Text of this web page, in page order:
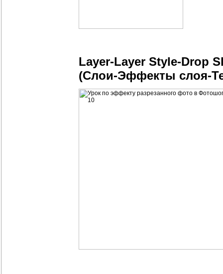
Layer-Layer Style-Drop
(Слои-Эффекты слоя-